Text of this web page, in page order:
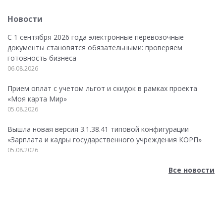
Новости
С 1 сентября 2026 года электронные перевозочные
документы становятся обязательными: проверяем
готовность бизнеса
06.08.2026
Прием оплат с учетом льгот и скидок в рамках проекта
«Моя карта Мир»
05.08.2026
Вышла новая версия 3.1.38.41 типовой конфигурации
«Зарплата и кадры государственного учреждения КОРП»
05.08.2026
Все новости